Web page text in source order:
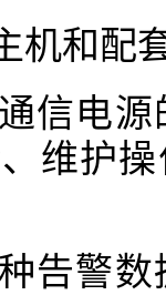
机和配
信电
维护
告警